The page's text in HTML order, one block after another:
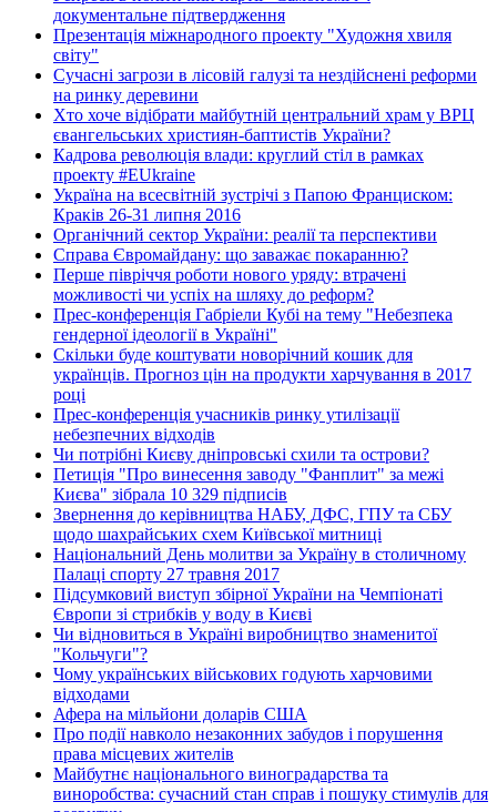
документальне підтвердження
Презентація міжнародного проекту "Художня хвиля
світу"
Сучасні загрози в лісовій галузі та нездійснені реформи
на ринку деревини
Хто хоче відібрати майбутній центральний храм у ВРЦ
євангельських християн-баптистів України?
Кадрова революція влади: круглий стіл в рамках
проекту #EUkraine
Україна на всесвітній зустрічі з Папою Франциском:
Краків 26-31 липня 2016
Органічний сектор України: реалії та перспективи
Справа Євромайдану: що заважає покаранню?
Перше півріччя роботи нового уряду: втрачені
можливості чи успіх на шляху до реформ?
Прес-конференція Габріели Кубі на тему "Небезпека
гендерної ідеології в Україні"
Скільки буде коштувати новорічний кошик для
українців. Прогноз цін на продукти харчування в 2017
році
Прес-конференція учасників ринку утилізації
небезпечних відходів
Чи потрібні Києву дніпровські схили та острови?
Петиція "Про винесення заводу "Фанплит" за межі
Києва" зібрала 10 329 підписів
Звернення до керівництва НАБУ, ДФС, ГПУ та СБУ
щодо шахрайських схем Київської митниці
Національний День молитви за Україну в столичному
Палаці спорту 27 травня 2017
Підсумковий виступ збірної України на Чемпіонаті
Європи зі стрибків у воду в Києві
Чи відновиться в Україні виробництво знаменитої
"Кольчуги"?
Чому українських військових годують харчовими
відходами
Афера на мільйони доларів США
Про події навколо незаконних забудов і порушення
права місцевих жителів
Майбутнє національного виноградарства та
виноробства: сучасний стан справ і пошуку стимулів для